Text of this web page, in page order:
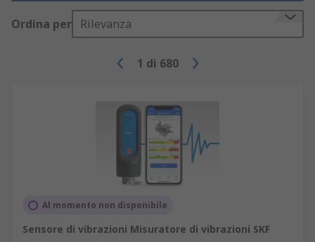
Ordina per Rilevanza
1 di 680
Al momento non disponibile
Sensore di vibrazioni Misuratore di vibrazioni SKF